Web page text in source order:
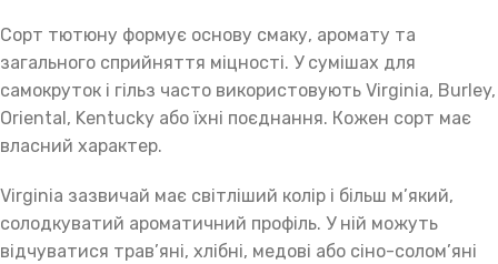
Сорт тютюну формує основу смаку, аромату та
загального сприйняття міцності. У сумішах для
самокруток і гільз часто використовують Virginia, Burley,
Oriental, Kentucky або їхні поєднання. Кожен сорт має
власний характер.
Virginia зазвичай має світліший колір і більш м’який,
солодкуватий ароматичний профіль. У ній можуть
відчуватися трав’яні, хлібні, медові або сіно-солом’яні